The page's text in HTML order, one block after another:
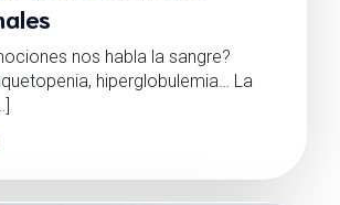
nos habla la sangre?
hiperglobulemia… La